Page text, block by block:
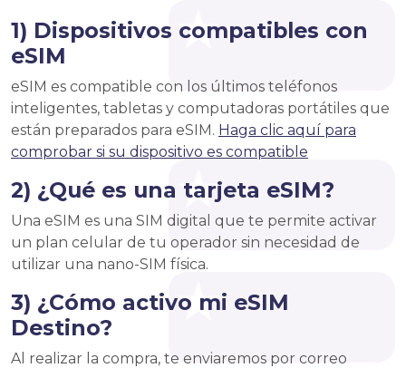
1) Dispositivos compatibles con
eSIM
eSIM es compatible con los últimos teléfonos
inteligentes, tabletas y computadoras portátiles que
están preparados para eSIM. Haga clic aquí para
comprobar si su dispositivo es compatible
2) ¿Qué es una tarjeta eSIM?
Una eSIM es una SIM digital que te permite activar
un plan celular de tu operador sin necesidad de
utilizar una nano-SIM física.
3) ¿Cómo activo mi eSIM
Destino?
Al realizar la compra, te enviaremos por correo